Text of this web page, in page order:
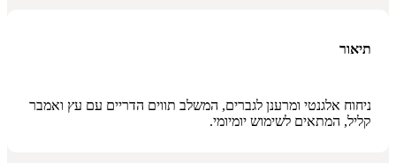
תיאור
ניחוח אלגנטי ומרענן לגברים, המשלב תווים הדריים עם עץ ואמבר
קליל, המתאים לשימוש יומיומי.